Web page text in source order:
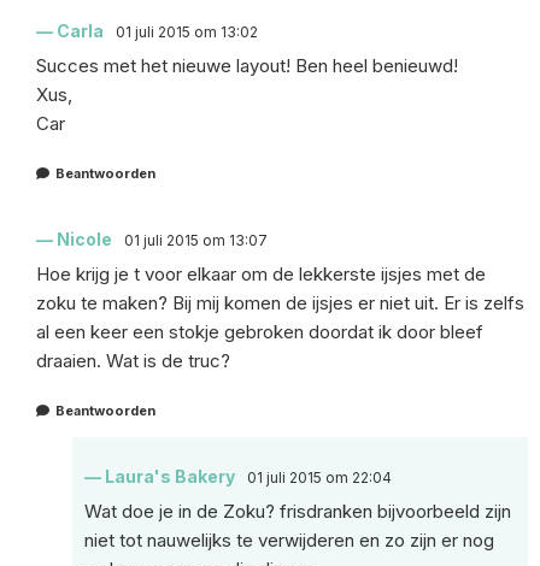
Carla 01 juli 2015 om 13:02
Succes met het nieuwe layout! Ben heel benieuwd!
Xus,
Car
Beantwoorden
Nicole 01 juli 2015 om 13:07
Hoe krijg je t voor elkaar om de lekkerste ijsjes met de
zoku te maken? Bij mij komen de ijsjes er niet uit. Er is zelfs
al een keer een stokje gebroken doordat ik door bleef
draaien. Wat is de truc?
Beantwoorden
Laura's Bakery 01 juli 2015 om 22:04
Wat doe je in de Zoku? frisdranken bijvoorbeeld zijn
niet tot nauwelijks te verwijderen en zo zijn er nog